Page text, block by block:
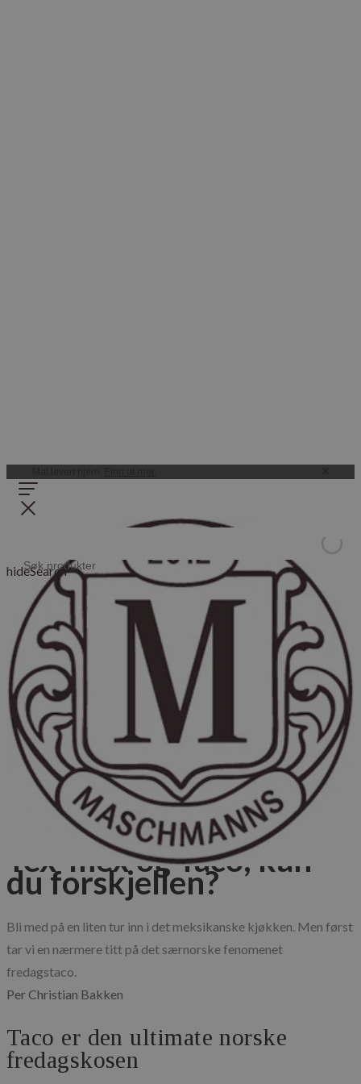
hideSearch=
Blog
Published: 01.02.2026
Matkultur
Tex-mex og Taco, kan
du forskjellen?
Bli med på en liten tur inn i det meksikanske kjøkken. Men først
tar vi en nærmere titt på det særnorske fenomenet
fredagstaco.
Per Christian Bakken
Taco er den ultimate norske
fredagskosen